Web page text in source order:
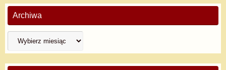
Archiwa